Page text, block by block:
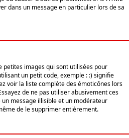
dans un message en particulier lors de sa
petites images qui sont utilisées pour
un petit code, exemple : :) signifie
voir la liste complète des émoticônes lors
de ne pas utiliser abusivement ces
message illisible et un modérateur
de le supprimer entièrement.